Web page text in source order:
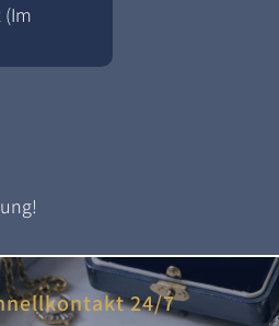
(Im
24/7